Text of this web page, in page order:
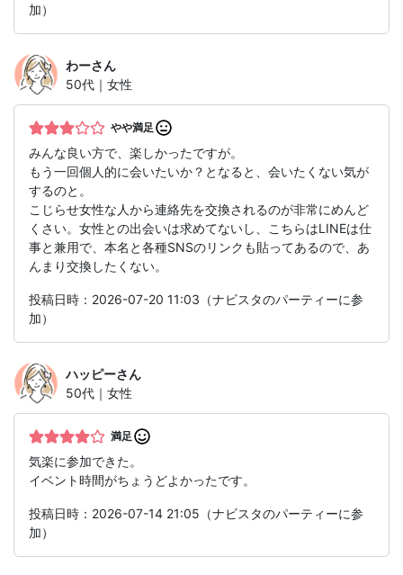
加）
わーさん
50代｜女性
やや満足
みんな良い方で、楽しかったですが。
もう一回個人的に会いたいか？となると、会いたくない気が
するのと。
こじらせ女性な人から連絡先を交換されるのが非常にめんど
くさい。女性との出会いは求めてないし、こちらはLINEは仕
事と兼用で、本名と各種SNSのリンクも貼ってあるので、あ
んまり交換したくない。
投稿日時：2026-07-20 11:03（ナビスタのパーティーに参
加）
ハッピーさん
50代｜女性
満足
気楽に参加できた。
イベント時間がちょうどよかったです。
投稿日時：2026-07-14 21:05（ナビスタのパーティーに参
加）